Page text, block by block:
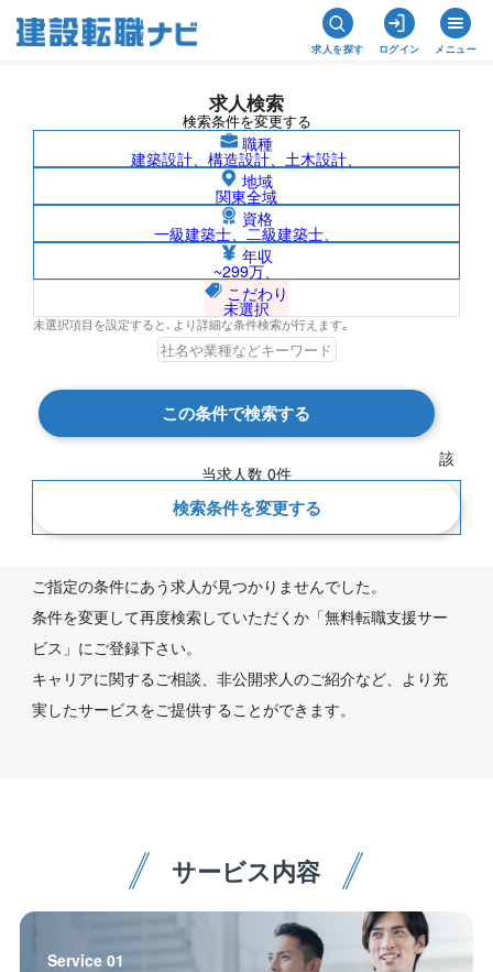
求人を探す ログイン メニュー
求人検索
検索条件を変更する
職種
建築設計、構造設計、土木設計、
地域
関東全域
資格
一級建築士、二級建築士、
年収
~299万、
こだわり
未選択
未選択項目を設定すると､より詳細な条件検索が行えます｡
この条件で検索する
該
当求人数 0件
検索条件を変更する
プラント設計（配管）/愛媛県の求人検索
結果一覧
新着順
ご指定の条件にあう求人が見つかりませんでした。
条件を変更して再度検索していただくか「無料転職支援サー
ビス」にご登録下さい。
キャリアに関するご相談、非公開求人のご紹介など、より充
実したサービスをご提供することができます。
サービス内容
Service 01